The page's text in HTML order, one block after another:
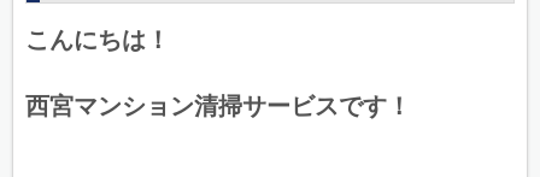
こんにちは！
西宮マンション清掃サービスです！